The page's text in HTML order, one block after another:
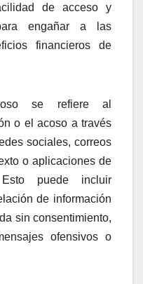
de acceso y
engañar a las
financieros de
se refiere al
o el acoso a través
sociales, correos
o aplicaciones de
Esto puede incluir
de información
sin consentimiento,
ofensivos o